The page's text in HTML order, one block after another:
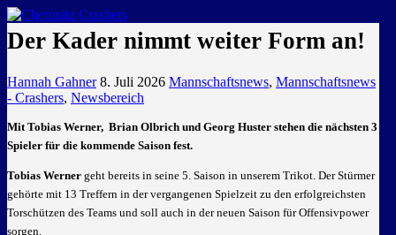
GEMEINSAM EINE LEIDENSCHAFT
Der Kader nimmt weiter Form an!
Hannah Gahner 8. Juli 2026 Mannschaftsnews, Mannschaftsnews
- Crashers, Newsbereich
Mit Tobias Werner, Brian Olbrich und Georg Huster stehen die nächsten 3
Spieler für die kommende Saison fest.
Tobias Werner geht bereits in seine 5. Saison in unserem Trikot. Der Stürmer
gehörte mit 13 Treffern in der vergangenen Spielzeit zu den erfolgreichsten
Torschützen des Teams und soll auch in der neuen Saison für Offensivpower
sorgen.